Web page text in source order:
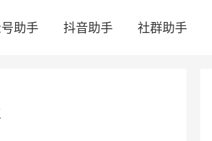
助手 抖音助手 社群助手